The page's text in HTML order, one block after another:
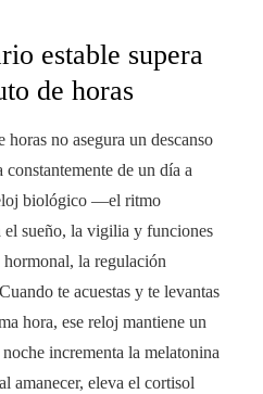
estable supera
de horas
no asegura un descanso
de un día a
biológico —el ritmo
sueño, la vigilia y funciones
la regulación
te acuestas y te levantas
hora, ese reloj mantiene un
incrementa la melatonina
amanecer, eleva el cortisol